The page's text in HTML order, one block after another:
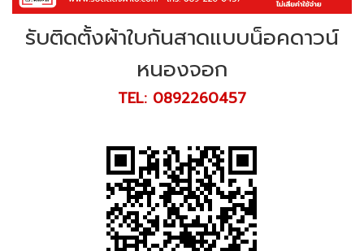
รับติดตั้งผ้าใบกันสาดแบบน็อคดาวน์
หนองจอก
TEL: 0892260457